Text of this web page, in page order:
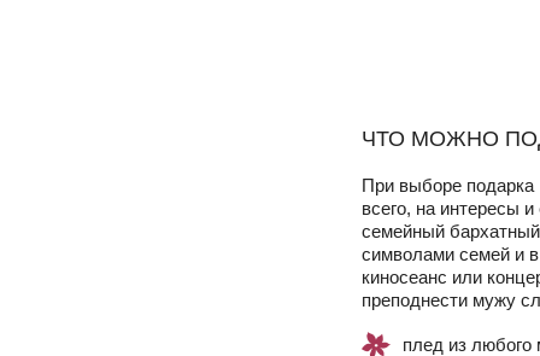
ЧТО МОЖНО
При выборе подарка
всего, на интересы
семейный
символами семей и
киносеанс или
преподнести мужу
плед из любого